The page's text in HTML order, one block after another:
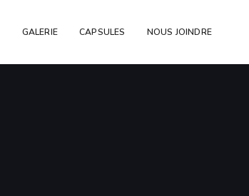
GALERIE CAPSULES NOUS JOINDRE